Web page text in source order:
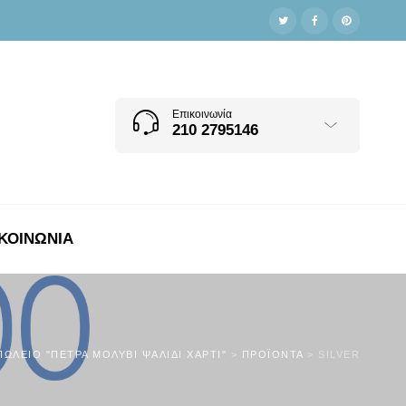
Επικοινωνία
210 2795146
"ΠΈΤΡΑ ΜΟΛΎΒΙ ΨΑΛΊΔΙ ΧΑΡΤΊ" > ΠΡΟΪΌΝΤΑ > SILVER